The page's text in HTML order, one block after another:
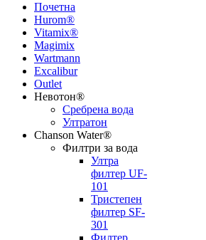
Почетна
Hurom®
Vitamix®
Magimix
Wartmann
Excalibur
Outlet
Невотон®
Сребрена вода
Ултратон
Chanson Water®
Филтри за вода
Ултра
филтер UF-
101
Тристепен
филтер SF-
301